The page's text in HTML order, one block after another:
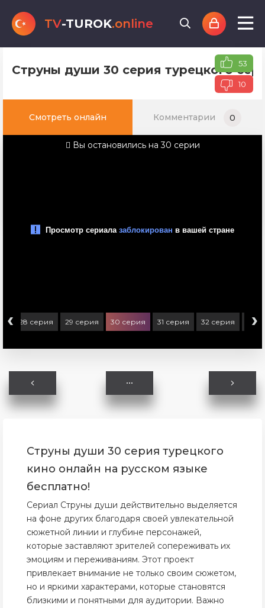
TV-TUROK.online
Струны души 30 серия турецкого 53
10
Смотреть онлайн Комментарии 0
Вы остановились на 30 серии
‹ 28 серия 29 серия 30 серия 31 серия 32 серия 33
›
Струны души 30 серия турецкого
кино онлайн на русском языке
бесплатно!
Сериал Струны души действительно выделяется
на фоне других благодаря своей увлекательной
сюжетной линии и глубине персонажей,
которые заставляют зрителей сопереживать их
эмоциям и переживаниям. Этот проект
привлекает внимание не только своим сюжетом,
но и яркими характерами, которые становятся
близкими и понятными для аудитории. Важно